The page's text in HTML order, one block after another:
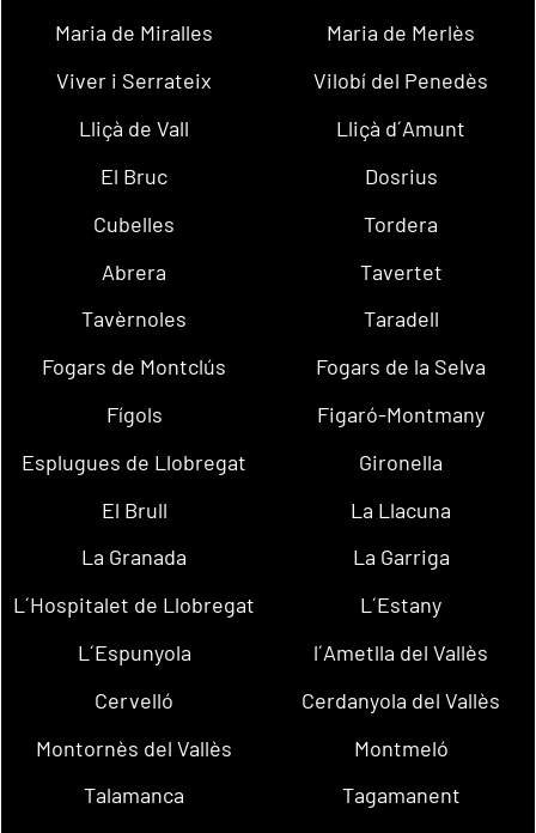
Maria de Miralles
Maria de Merlès
Viver i Serrateix
Vilobí del Penedès
Lliçà de Vall
Lliçà d´Amunt
El Bruc
Dosrius
Cubelles
Tordera
Abrera
Tavertet
Tavèrnoles
Taradell
Fogars de Montclús
Fogars de la Selva
Fígols
Figaró-Montmany
Esplugues de Llobregat
Gironella
El Brull
La Llacuna
La Granada
La Garriga
L´Hospitalet de Llobregat
L´Estany
L´Espunyola
l´Ametlla del Vallès
Cervelló
Cerdanyola del Vallès
Montornès del Vallès
Montmeló
Talamanca
Tagamanent